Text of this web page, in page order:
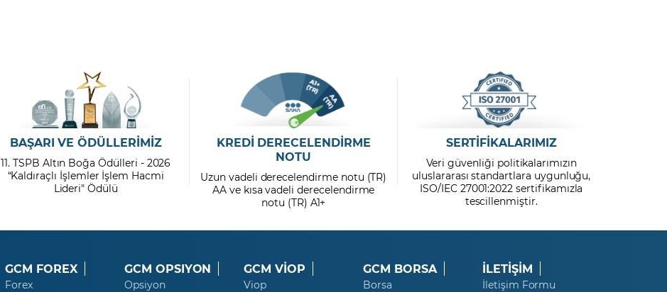
BAŞARI VE ÖDÜLLERİMİZ
11. TSPB Altın Boğa Ödülleri - 2026
“Kaldıraçlı İşlemler İşlem Hacmi
Lideri" Ödülü
KREDİ DERECELENDİRME
NOTU
Uzun vadeli derecelendirme notu (TR)
AA ve kısa vadeli derecelendirme
notu (TR) A1+
SERTİFİKALARIMIZ
Veri güvenliği politikalarımızın
uluslararası standartlara uygunluğu,
ISO/IEC 27001:2022 sertifikamızla
tescillenmiştir.
GCM FOREX
Forex
GCM OPSIYON
Opsiyon
GCM VİOP
Viop
GCM BORSA
Borsa
İLETİŞİM
İletişim Formu